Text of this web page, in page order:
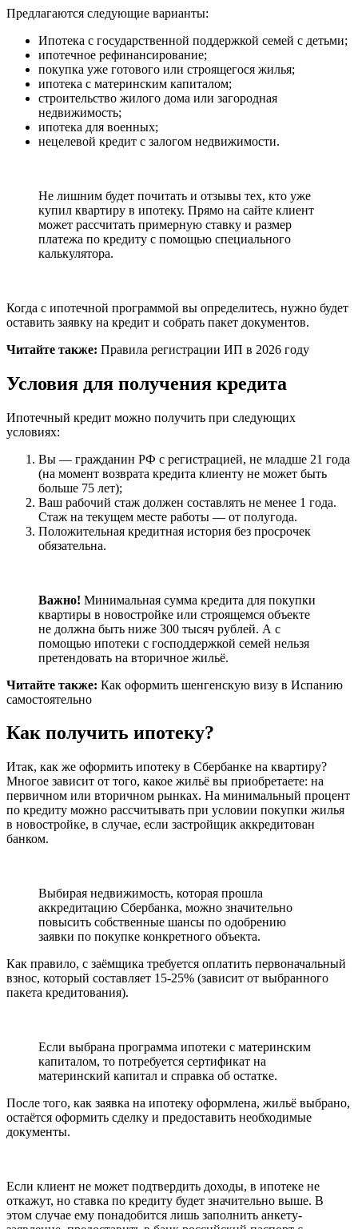
Предлагаются следующие варианты:
Ипотека с государственной поддержкой семей с детьми;
ипотечное рефинансирование;
покупка уже готового или строящегося жилья;
ипотека с материнским капиталом;
строительство жилого дома или загородная
недвижимость;
ипотека для военных;
нецелевой кредит с залогом недвижимости.
Не лишним будет почитать и отзывы тех, кто уже
купил квартиру в ипотеку. Прямо на сайте клиент
может рассчитать примерную ставку и размер
платежа по кредиту с помощью специального
калькулятора.
Когда с ипотечной программой вы определитесь, нужно будет
оставить заявку на кредит и собрать пакет документов.
Читайте также: Правила регистрации ИП в 2026 году
Условия для получения кредита
Ипотечный кредит можно получить при следующих
условиях:
Вы — гражданин РФ с регистрацией, не младше 21 года
(на момент возврата кредита клиенту не может быть
больше 75 лет);
Ваш рабочий стаж должен составлять не менее 1 года.
Стаж на текущем месте работы — от полугода.
Положительная кредитная история без просрочек
обязательна.
Важно! Минимальная сумма кредита для покупки
квартиры в новостройке или строящемся объекте
не должна быть ниже 300 тысяч рублей. А с
помощью ипотеки с господдержкой семей нельзя
претендовать на вторичное жильё.
Читайте также: Как оформить шенгенскую визу в Испанию
самостоятельно
Как получить ипотеку?
Итак, как же оформить ипотеку в Сбербанке на квартиру?
Многое зависит от того, какое жильё вы приобретаете: на
первичном или вторичном рынках. На минимальный процент
по кредиту можно рассчитывать при условии покупки жилья
в новостройке, в случае, если застройщик аккредитован
банком.
Выбирая недвижимость, которая прошла
аккредитацию Сбербанка, можно значительно
повысить собственные шансы по одобрению
заявки по покупке конкретного объекта.
Как правило, с заёмщика требуется оплатить первоначальный
взнос, который составляет 15-25% (зависит от выбранного
пакета кредитования).
Если выбрана программа ипотеки с материнским
капиталом, то потребуется сертификат на
материнский капитал и справка об остатке.
После того, как заявка на ипотеку оформлена, жильё выбрано,
остаётся оформить сделку и предоставить необходимые
документы.
Если клиент не может подтвердить доходы, в ипотеке не
откажут, но ставка по кредиту будет значительно выше. В
этом случае ему понадобится лишь заполнить анкету-